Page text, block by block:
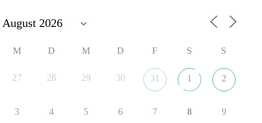
aus der NATO. Ein Gipfel, der mehr nach Rüstungsdeal als
nach Friedenspolitik klingt, wird niemals Sicherheit schaffen,
M D M D F S S
27 28 29 30 31 1 2
3 4 5 6 7 8 9